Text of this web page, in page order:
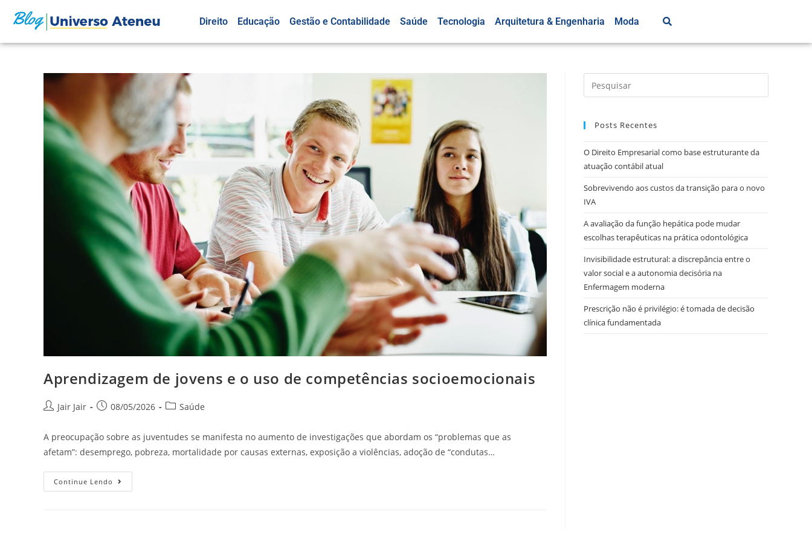
Direito Educação Gestão e Contabilidade Saúde Tecnologia Arquitetura & Engenharia Moda
Aprendizagem de jovens e o uso de competências socioemocionais
Jair Jair 08/05/2026 Saúde
A preocupação sobre as juventudes se manifesta no aumento de investigações que abordam os “problemas que as
afetam”: desemprego, pobreza, mortalidade por causas externas, exposição a violências, adoção de “condutas…
Continue Lendo
Posts Recentes
O Direito Empresarial como base estruturante da
atuação contábil atual
Sobrevivendo aos custos da transição para o novo
IVA
A avaliação da função hepática pode mudar
escolhas terapêuticas na prática odontológica
Invisibilidade estrutural: a discrepância entre o
valor social e a autonomia decisória na
Enfermagem moderna
Prescrição não é privilégio: é tomada de decisão
clínica fundamentada